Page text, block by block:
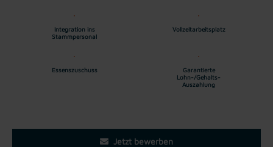
Integration ins
Stammpersonal
Vollzeitarbeitsplatz
Essenszuschuss
Garantierte
Lohn-/Gehalts-
Auszahlung
Jetzt bewerben